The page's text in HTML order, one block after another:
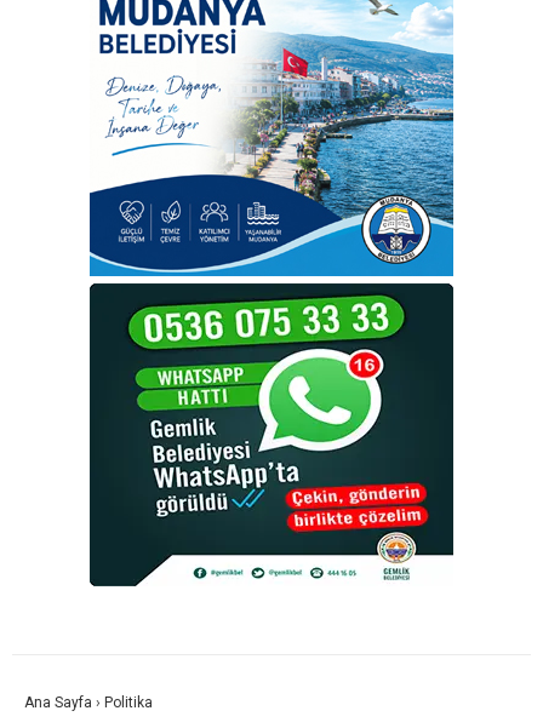
Ana Sayfa › Politika